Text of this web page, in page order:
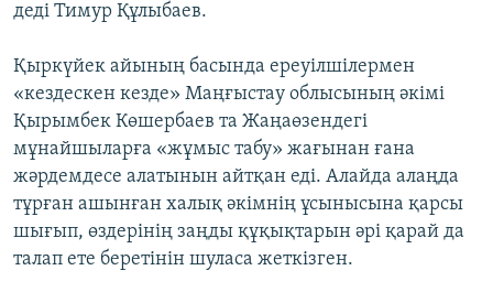
деді Тимур Құлыбаев.
Қыркүйек айының басында ереуілшілермен
«кездескен кезде» Маңғыстау облысының әкімі
Қырымбек Көшербаев та Жаңаөзендегі
мұнайшыларға «жұмыс табу» жағынан ғана
жәрдемдесе алатынын айтқан еді. Алайда алаңда
тұрған ашынған халық әкімнің ұсынысына қарсы
шығып, өздерінің заңды құқықтарын әрі қарай да
талап ете беретінін шуласа жеткізген.